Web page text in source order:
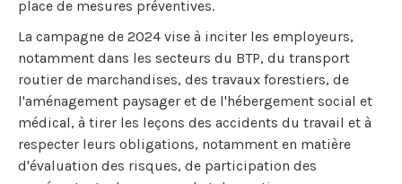
place de mesures préventives.
La campagne de 2024 vise à inciter les employeurs,
notamment dans les secteurs du BTP, du transport
routier de marchandises, des travaux forestiers, de
l'aménagement paysager et de l'hébergement social et
médical, à tirer les leçons des accidents du travail et à
respecter leurs obligations, notamment en matière
d'évaluation des risques, de participation des